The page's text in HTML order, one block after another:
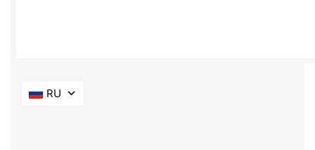
RU